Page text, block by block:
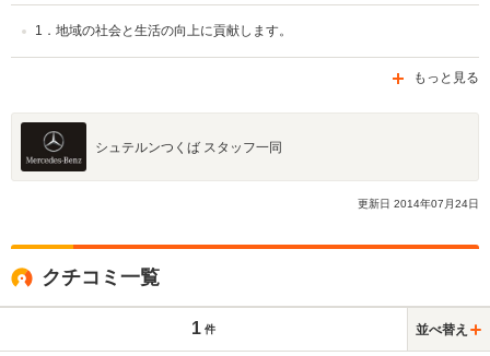
1．地域の社会と生活の向上に貢献します。
もっと見る
シュテルンつくば スタッフ一同
更新日 2014年07 月24日
クチコミ一覧
1 件 並べ替え